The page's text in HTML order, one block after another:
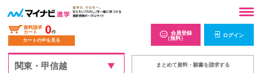
資料請求
カート
0件
カートの中を見る
会員登録
（無料）
ログイン
まとめて資料・願書を請求する